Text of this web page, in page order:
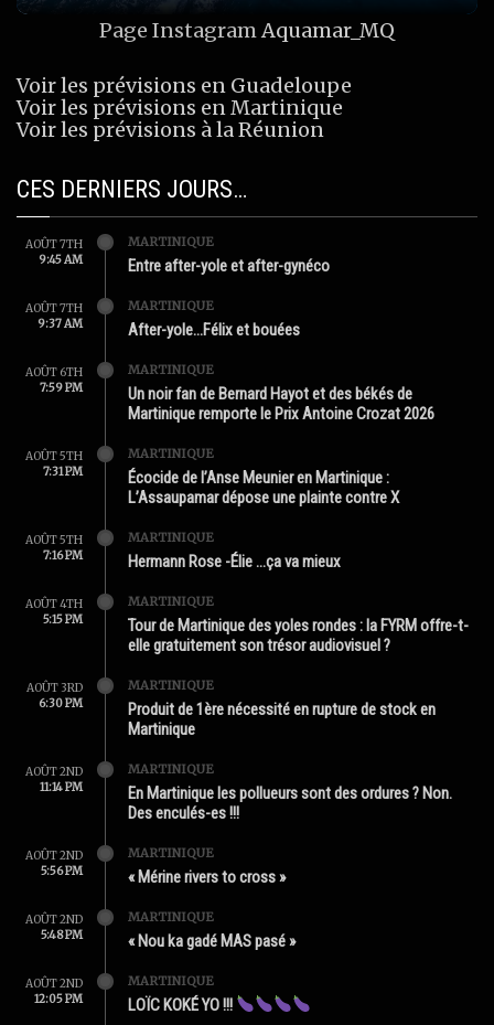
Page Instagram Aquamar_MQ
Voir les prévisions en Guadeloupe
Voir les prévisions en Martinique
Voir les prévisions à la Réunion
CES DERNIERS JOURS…
AOÛT 7TH
9:45 AM
MARTINIQUE
Entre after-yole et after-gynéco
AOÛT 7TH
9:37 AM
MARTINIQUE
After-yole…Félix et bouées
AOÛT 6TH
7:59 PM
MARTINIQUE
Un noir fan de Bernard Hayot et des békés de
Martinique remporte le Prix Antoine Crozat 2026
AOÛT 5TH
7:31 PM
MARTINIQUE
Écocide de l’Anse Meunier en Martinique :
L’Assaupamar dépose une plainte contre X
AOÛT 5TH
7:16 PM
MARTINIQUE
Hermann Rose -Élie …ça va mieux
AOÛT 4TH
5:15 PM
MARTINIQUE
Tour de Martinique des yoles rondes : la FYRM offre-t-
elle gratuitement son trésor audiovisuel ?
AOÛT 3RD
6:30 PM
MARTINIQUE
Produit de 1ère nécessité en rupture de stock en
Martinique
AOÛT 2ND
11:14 PM
MARTINIQUE
En Martinique les pollueurs sont des ordures ? Non.
Des enculés-es !!!
AOÛT 2ND
5:56 PM
MARTINIQUE
« Mérine rivers to cross »
AOÛT 2ND
5:48 PM
MARTINIQUE
« Nou ka gadé MAS pasé »
AOÛT 2ND
12:05 PM
MARTINIQUE
LOÏC KOKÉ YO !!!